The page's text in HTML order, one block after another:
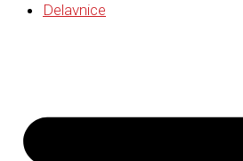
Delavnice